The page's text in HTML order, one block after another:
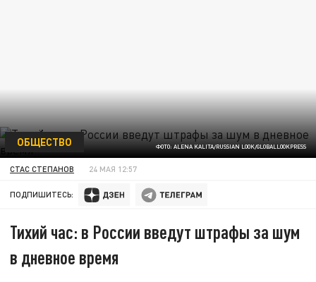
ФОТО: ALENA KALITA/RUSSIAN LOOK/GLOBALLOOKPRESS
ОБЩЕСТВО
СТАС СТЕПАНОВ 24 МАЯ 12:57
ПОДПИШИТЕСЬ:
Тихий час: в России введут штрафы за шум
в дневное время